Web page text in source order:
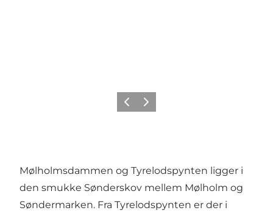
ForrigeNæste
Mølholmsdammen og Tyrelodspynten ligger i
den smukke Sønderskov mellem Mølholm og
Søndermarken. Fra Tyrelodspynten er der i